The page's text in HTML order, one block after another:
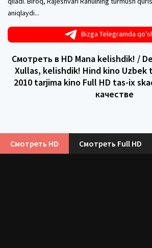
aniqlaydi...
Bizga Telegramda
Смотреть в HD Mana kelishdik! /
Xullas, kelishdik! Hind kino Uzbek
2010 tarjima kino Full HD tas-ix
качестве
Смотреть HD Смотреть Full HD